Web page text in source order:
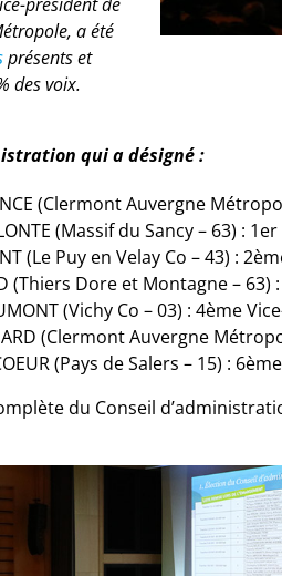
a été
présents et
des voix.
qui a désigné :
(Clermont Auvergne
(Massif du Sancy – 63) : 1er
(Le Puy en Velay Co – 43) : 2
(Thiers Dore et Montagne – 63)
(Vichy Co – 03) : 4ème
(Clermont Auvergne
(Pays de Salers – 15) : 6ème
du Conseil